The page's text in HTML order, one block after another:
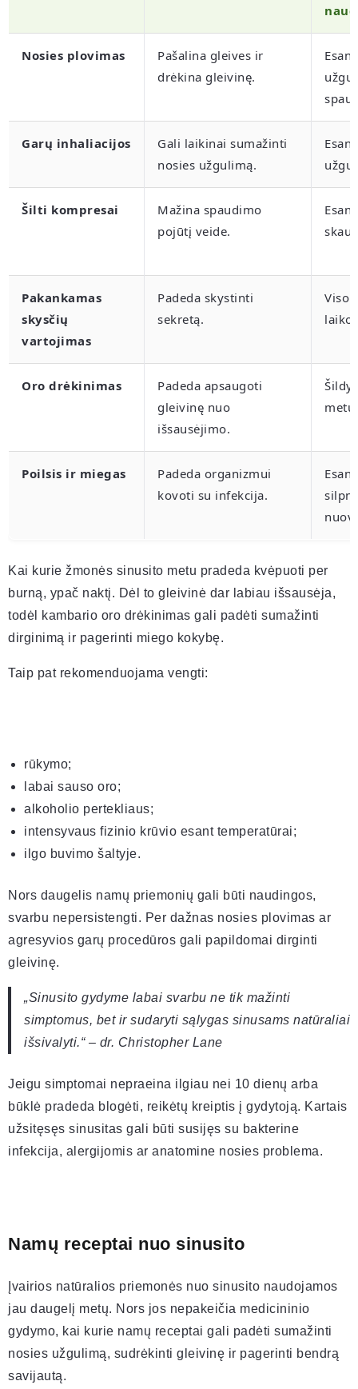
Nosies plovimas
Pašalina gleives ir
drėkina gleivinę.
Esant
Garų inhaliacijos
Gali laikinai sumažinti
nosies užgulimą.
Šilti kompresai
Mažina spaudimo
pojūtį veide.
Pakankamas
skysčių
vartojimas
Padeda skystinti
sekretą.
Viso
Oro drėkinimas
Padeda apsaugoti
gleivinę nuo
išsausėjimo.
metu
Poilsis ir miegas
Padeda organizmui
kovoti su infekcija.
Esant
Kai kurie žmonės sinusito metu pradeda kvėpuoti per
burną, ypač naktį. Dėl to gleivinė dar labiau išsausėja,
todėl kambario oro drėkinimas gali padėti sumažinti
dirginimą ir pagerinti miego kokybę.
Taip pat rekomenduojama vengti:
rūkymo;
labai sauso oro;
alkoholio pertekliaus;
intensyvaus fizinio krūvio esant temperatūrai;
ilgo buvimo šaltyje.
Nors daugelis namų priemonių gali būti naudingos,
svarbu nepersistengti. Per dažnas nosies plovimas ar
agresyvios garų procedūros gali papildomai dirginti
gleivinę.
„Sinusito gydyme labai svarbu ne tik mažinti
simptomus, bet ir sudaryti sąlygas sinusams natūraliai
išsivalyti.“ – dr. Christopher Lane
Jeigu simptomai nepraeina ilgiau nei 10 dienų arba
būklė pradeda blogėti, reikėtų kreiptis į gydytoją. Kartais
užsitęsęs sinusitas gali būti susijęs su bakterine
infekcija, alergijomis ar anatomine nosies problema.
Namų receptai nuo sinusito
Įvairios natūralios priemonės nuo sinusito naudojamos
jau daugelį metų. Nors jos nepakeičia medicininio
gydymo, kai kurie namų receptai gali padėti sumažinti
nosies užgulimą, sudrėkinti gleivinę ir pagerinti bendrą
savijautą.